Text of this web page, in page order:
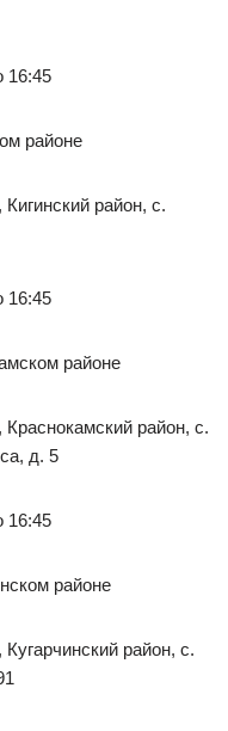
16:45
районе
район, с.
16:45
районе
район, с.
д. 5
16:45
районе
район, с.